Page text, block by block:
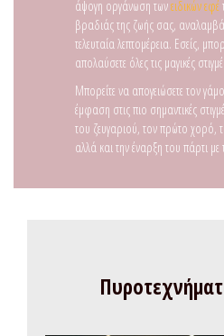
άψογη οργάνωση τωνειδικών εφέ
βραδιάς της ζωής σας,
τελευταία λεπτομέρεια. Εσείς,
απολαύσετε όλες τις μαγικές
Μπορείτε να απογειώσετε τον
έμφαση στις πιο σημαντικές
του ζευγαριού, τον πρώτο χορό,
αλλά και την έναρξη του πάρτι